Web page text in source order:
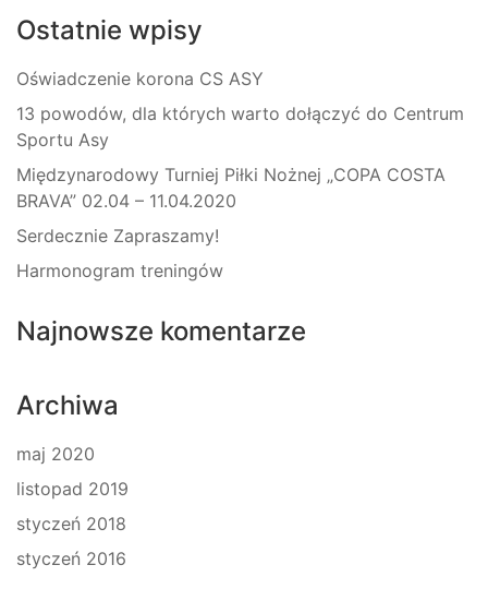
Ostatnie wpisy
Oświadczenie korona CS ASY
13 powodów, dla których warto dołączyć do Centrum
Sportu Asy
Międzynarodowy Turniej Piłki Nożnej „COPA COSTA
BRAVA” 02.04 – 11.04.2020
Serdecznie Zapraszamy!
Harmonogram treningów
Najnowsze komentarze
Archiwa
maj 2020
listopad 2019
styczeń 2018
styczeń 2016